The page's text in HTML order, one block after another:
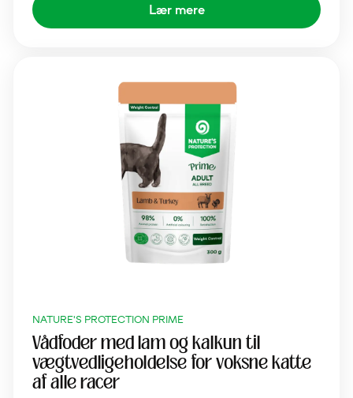
Lær mere
NATURE'S PROTECTION PRIME
Vådfoder med lam og kalkun til
vægtvedligeholdelse for voksne katte
af alle racer